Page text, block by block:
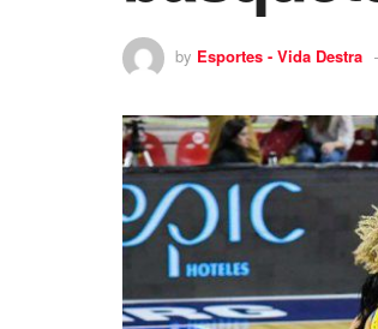
by Esportes - Vida Destra